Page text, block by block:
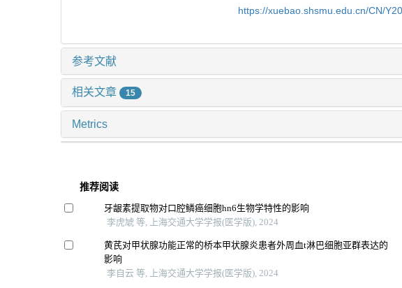
https://xuebao.shsmu.edu.cn/CN/
参考文献
相关文章 15
Metrics
推荐阅读
牙龈素提取物对口腔鳞癌细胞hn6生物学特性的影响
李虎虓 等, 上海交通大学学报(医学版), 2024
黄芪对甲状腺功能正常的桥本甲状腺炎患者外周血t淋巴细胞亚群表达的
影响
李自云 等, 上海交通大学学报(医学版), 2024